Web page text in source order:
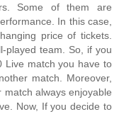
Some of them are
In this case,
price of tickets.
played team. So, if you
Live match you have to
match. Moreover,
always enjoyable
Now, If you decide to